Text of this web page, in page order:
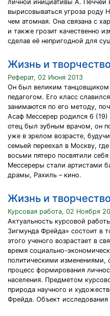
личной инициативы А. Печчеи
вырисовываться угроза роду
чем атомная. Она связана с
и также грозит качественно
сделав её непригодной для
Жизнь и
Реферат, 02 Июня 2013
Он был великим
педагогом. Его класс
занимаются по его методу,
Асаф Мессерер родился 6 (19)
отец был зубным врачом, он
уже в зрелом возрасте,
семьей переехал в Москву,
восьми пятеро посвятили
Мессереры стали артистами
драмы, Рахиль – кино.
Жизнь и
Курсовая работа, 02 Ноября
Актуальность курсовой
Зигмунда Фрейда» состоит в
этого ученого возрастает в
время социально-
политическими
процесс формирования
населения. Предметом
природа научного и
Фрейда. Объект